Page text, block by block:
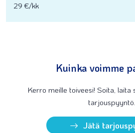
29 €/kk
Kuinka voimme
Kerro meille toiveesi! Soita, laita
tarjouspyyntö.
Jätä